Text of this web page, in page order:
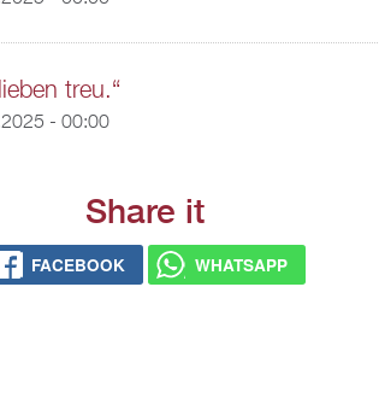
treu.“
- 00:00
Share it
FACEBOOK WHATSAPP